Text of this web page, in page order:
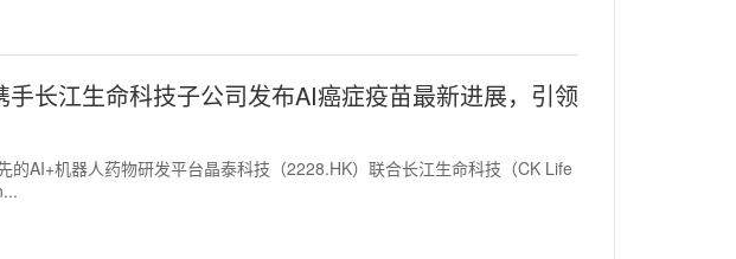
长江生命科技子公司发布AI癌症疫苗最新进展，引领
AI+机器人药物研发平台晶泰科技（2228.HK）联合长江生命科技（CK Life